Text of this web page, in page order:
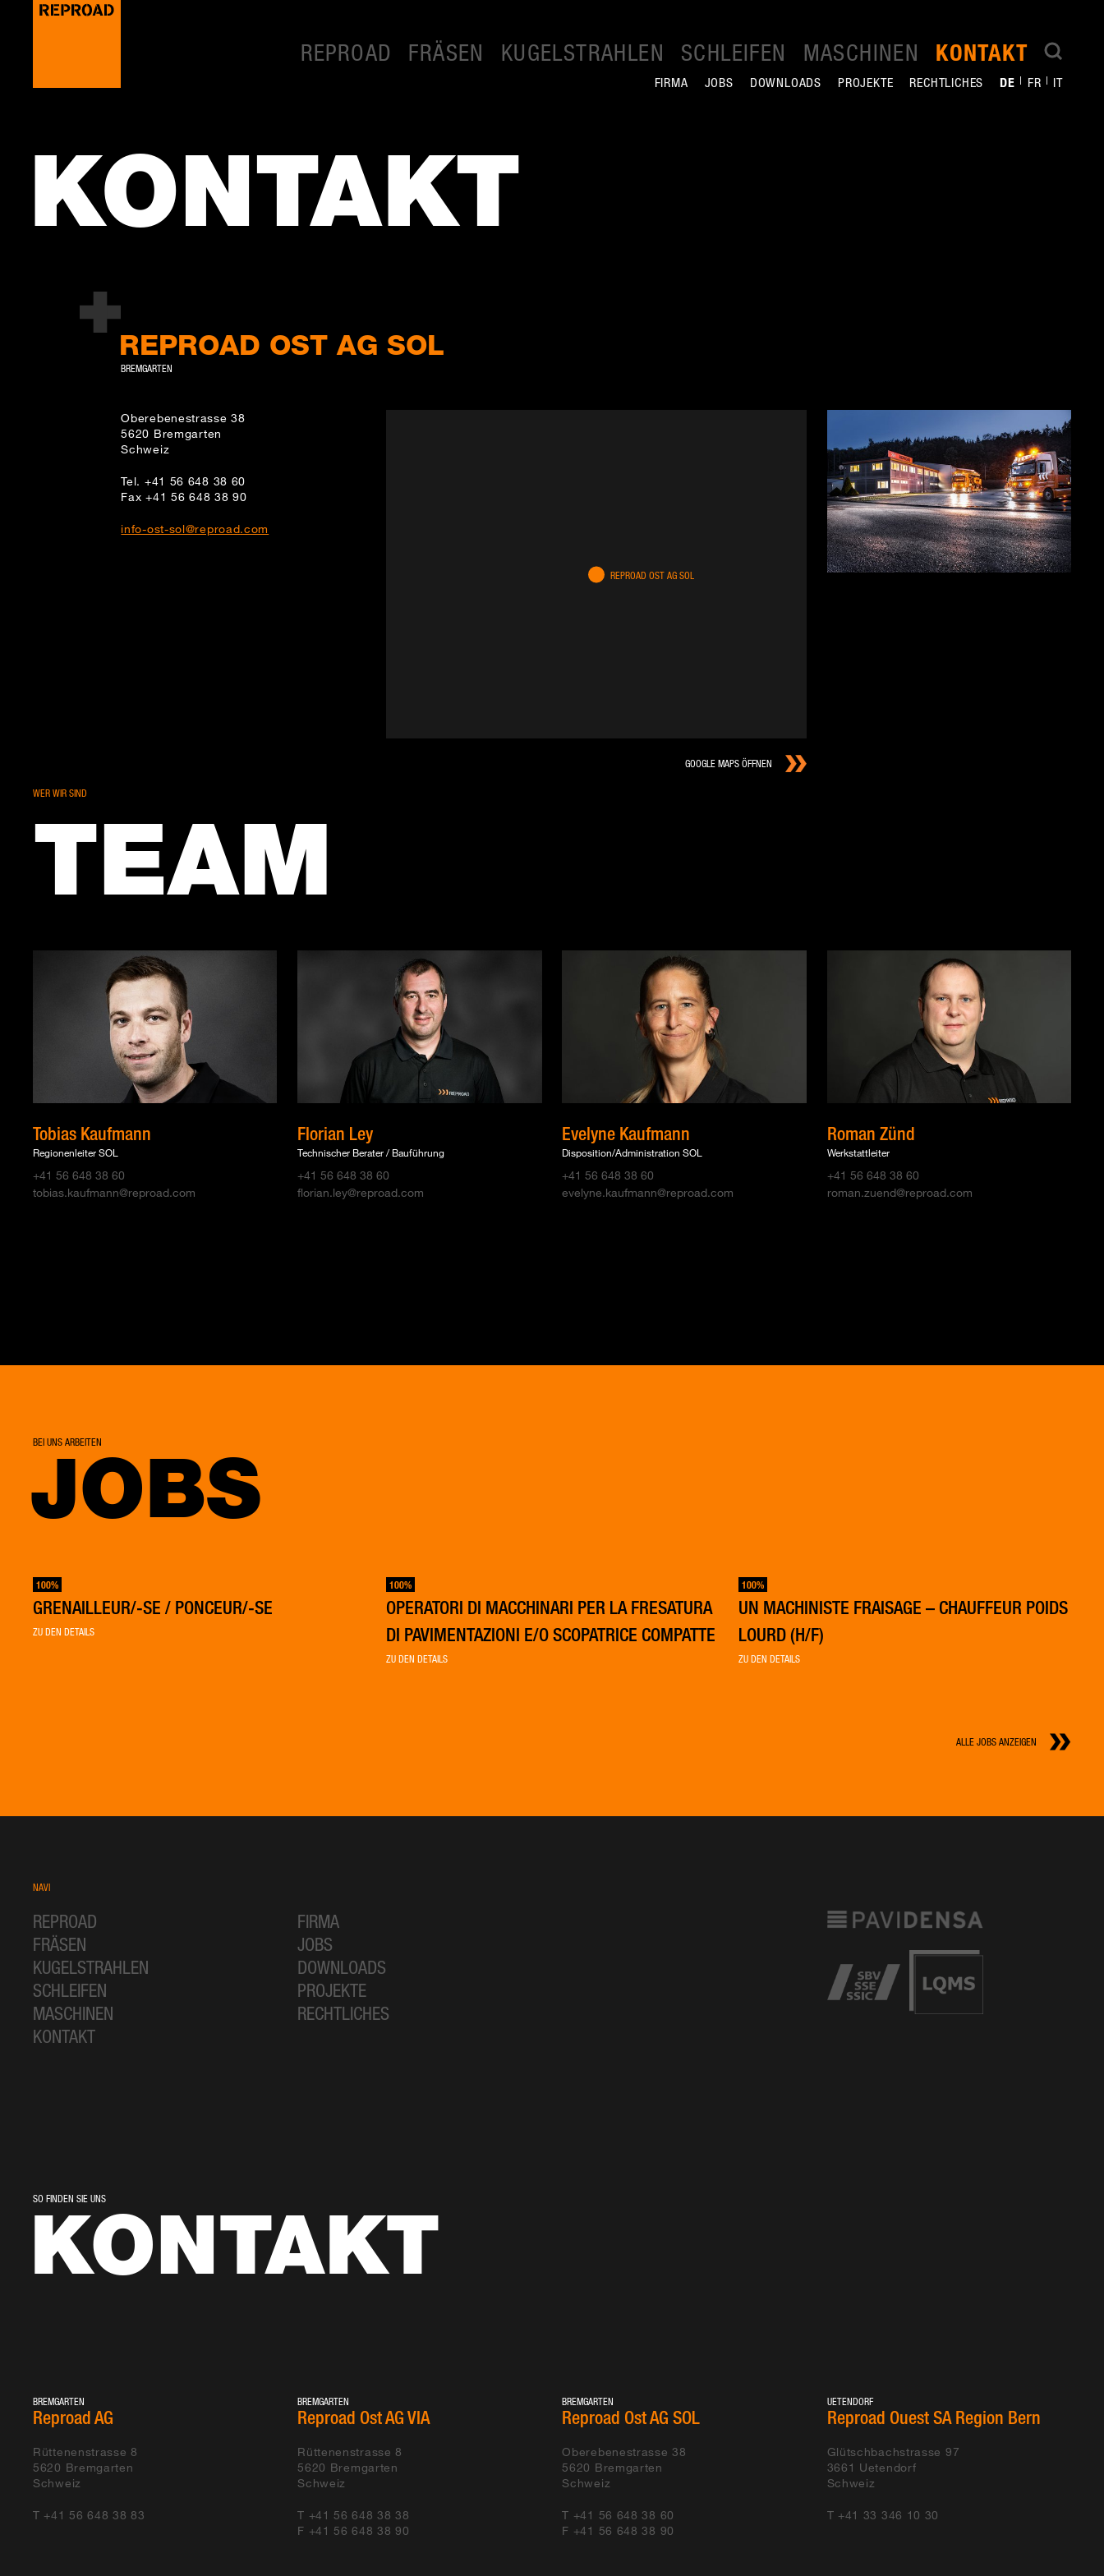
REPROAD FRÄSEN KUGELSTRAHLEN SCHLEIFEN MASCHINEN KONTAKT
FIRMA JOBS DOWNLOADS PROJEKTE RECHTLICHES DE FR IT
KONTAKT
REPROAD OST AG SOL
BREMGARTEN
Oberebenestrasse 38
5620 Bremgarten
Schweiz
Tel. +41 56 648 38 60
Fax+41 56 648 38 90
info-ost-sol@reproad.com
GOOGLE MAPS ÖFFNEN
WER WIR SIND
TEAM
Tobias Kaufmann
Regionenleiter SOL
+41 56 648 38 60
tobias.kaufmann@reproad.com
Florian Ley
Technischer Berater / Bauführung
+41 56 648 38 60
florian.ley@reproad.com
Evelyne Kaufmann
Disposition/Administration SOL
+41 56 648 38 60
evelyne.kaufmann@reproad.com
Roman Zünd
Werkstattleiter
+41 56 648 38 60
roman.zuend@reproad.com
BEI UNS ARBEITEN
JOBS
100%
GRENAILLEUR/-SE / PONCEUR/-SE
ZU DEN DETAILS
100%
OPERATORI DI MACCHINARI PER LA FRESATURA
DI PAVIMENTAZIONI E/O SCOPATRICE COMPATTE
ZU DEN DETAILS
100%
UN MACHINISTE FRAISAGE – CHAUFFEUR POIDS
LOURD (H/F)
ZU DEN DETAILS
ALLE JOBS ANZEIGEN
NAVI
REPROAD
FRÄSEN
KUGELSTRAHLEN
SCHLEIFEN
MASCHINEN
KONTAKT
FIRMA
JOBS
DOWNLOADS
PROJEKTE
RECHTLICHES
SO FINDEN SIE UNS
KONTAKT
BREMGARTEN
Reproad AG
Rüttenenstrasse 8
5620 Bremgarten
Schweiz
T +41 56 648 38 83
BREMGARTEN
Reproad Ost AG VIA
Rüttenenstrasse 8
5620 Bremgarten
Schweiz
T +41 56 648 38 38
F +41 56 648 38 90
BREMGARTEN
Reproad Ost AG SOL
Oberebenestrasse 38
5620 Bremgarten
Schweiz
T +41 56 648 38 60
F +41 56 648 38 90
UETENDORF
Reproad Ouest SA Region Bern
Glütschbachstrasse 97
3661 Uetendorf
Schweiz
T +41 33 346 10 30